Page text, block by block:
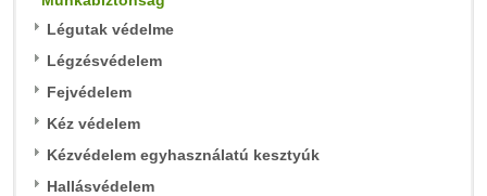
Légutak védelme
Légzésvédelem
Fejvédelem
Kéz védelem
Kézvédelem egyhasználatú kesztyúk
Hallásvédelem